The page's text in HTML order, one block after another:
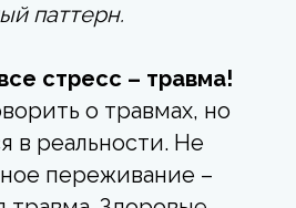
паттерн.
стресс – травма!
о травмах, но
в реальности. Не
переживание –